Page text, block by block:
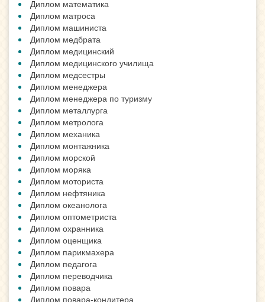
Диплом математика
Диплом матроса
Диплом машиниста
Диплом медбрата
Диплом медицинский
Диплом медицинского училища
Диплом медсестры
Диплом менеджера
Диплом менеджера по туризму
Диплом металлурга
Диплом метролога
Диплом механика
Диплом монтажника
Диплом морской
Диплом моряка
Диплом моториста
Диплом нефтяника
Диплом океанолога
Диплом оптометриста
Диплом охранника
Диплом оценщика
Диплом парикмахера
Диплом педагога
Диплом переводчика
Диплом повара
Диплом повара-кондитера